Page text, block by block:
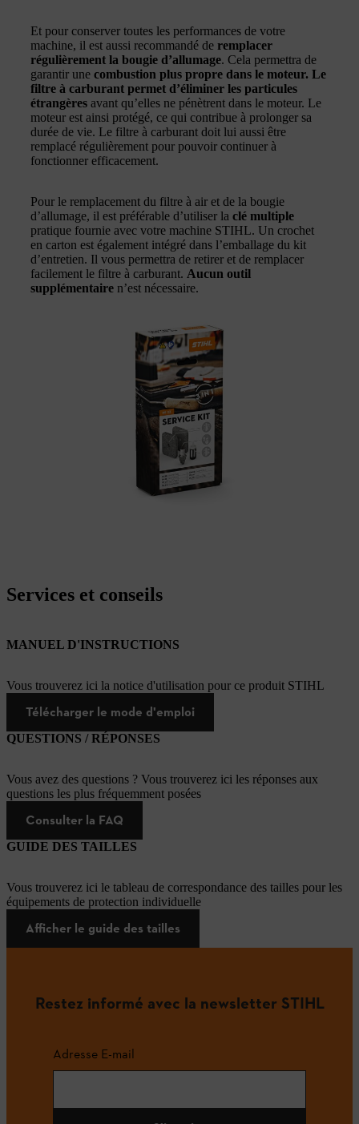
Et pour conserver toutes les performances de votre
machine, il est aussi recommandé de remplacer
régulièrement la bougie d’allumage. Cela permettra de
garantir une combustion plus propre dans le moteur. Le
filtre à carburant permet d’éliminer les particules
étrangères avant qu’elles ne pénètrent dans le moteur. Le
moteur est ainsi protégé, ce qui contribue à prolonger sa
durée de vie. Le filtre à carburant doit lui aussi être
remplacé régulièrement pour pouvoir continuer à
fonctionner efficacement.
Pour le remplacement du filtre à air et de la bougie
d’allumage, il est préférable d’utiliser la clé multiple
pratique fournie avec votre machine STIHL. Un crochet
en carton est également intégré dans l’emballage du kit
d’entretien. Il vous permettra de retirer et de remplacer
facilement le filtre à carburant. Aucun outil
supplémentaire n’est nécessaire.
Services et conseils
MANUEL D'INSTRUCTIONS
Vous trouverez ici la notice d'utilisation pour ce produit STIHL
Télécharger le mode d'emploi
QUESTIONS / RÉPONSES
Vous avez des questions ? Vous trouverez ici les réponses aux
questions les plus fréquemment posées
Consulter la FAQ
GUIDE DES TAILLES
Vous trouverez ici le tableau de correspondance des tailles pour les
équipements de protection individuelle
Afficher le guide des tailles
Restez informé avec la newsletter STIHL
Adresse E-mail